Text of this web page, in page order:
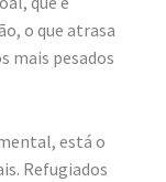
o que atrasa
mais pesados
está o
Refugiados